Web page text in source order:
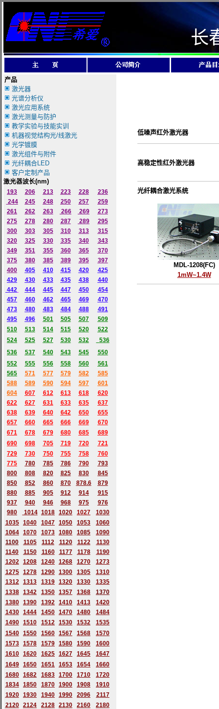
长
产品
激光器
光谱分析仪
激光应用系统
激光测量与防护
教学实验与技能实训
机器视觉结构光/线激光
光学镀膜
激光组件与附件
光纤耦合LED
客户定制产品
激光器波长(nm)
193 206 213 223 228
236
244
245 248 250 257
259
261
262 263 266 269
273
275
278 280 287 289
295
300
303 305 310 313
315
320
325 330 335 340
343
349
351 355 360 365
370
375
380 385 389 395
397
400
405 410 415 420
425
429
430 433 435 438
440
442
444 445 447 450
454
457
460 462 465 469
470
473
480 483 484 488
491
495
496 501 505 507
509
510
513 514 515 520
522
524
525 527 530 532
536
536
537 540 543 545
550
552
555 556 558 560
561
565
571 577 579 582
585
588
589 590 594 597
601
604
607 612 613 618
620
622
627 631 633 635
637
638
639 640 642 650
655
657
660 665 666 669
670
671
678 679 680 685
689
690
698 705 719 720
721
729
730 750 755 758
760
775
780 785 786 790
793
800
808 820 825 830
845
850
852 860 870 878.6
879
880
885 905 912 914
915
937
940 946 968 975
976
980
1014 1018 1020 1027
1030
1035
1040 1047 1050 1053
1060
1064
1070 1073 1080 1085
1090
1100
1105 1112 1120 1122
1130
1140
1150 1160 1177 1178
1190
1202
1208 1240 1268 1270
1273
1275
1278 1290 1300 1305
1310
1312
1313 1319 1320 1330
1335
1338
1342 1350 1357 1368
1370
1380
1390 1392 1410 1413
1420
1430
1444 1450 1470 1480
1484
1490
1510 1512 1530 1532
1535
1540
1550 1560 1567 1568
1570
1573
1578 1579 1580 1590
1600
1610
1620 1625 1627 1645
1647
1649
1650 1651 1653 1654
1660
1680
1682 1683 1700 1710
1720
1834
1850 1870 1900 1908
1910
1920
1930 1940 1990 2096
2117
2120
2124 2128 2130 2160
2180
低噪声红外激光器
高稳定性红外激光器
光纤耦合激光系统
MDL-1208(FC)
1mW~1.4W